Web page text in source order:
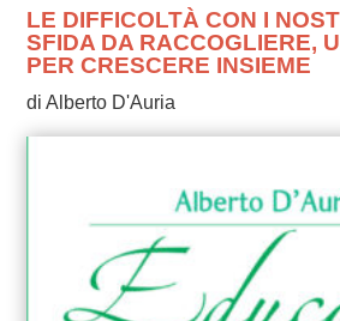
LE DIFFICOLTÀ CON I
SFIDA DA RACCOGLIERE,
PER CRESCERE INSIEME
di Alberto D'Auria